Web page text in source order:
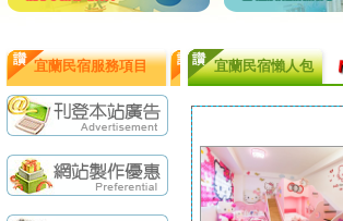
宜蘭民宿服務項目 宜蘭民宿懶人包